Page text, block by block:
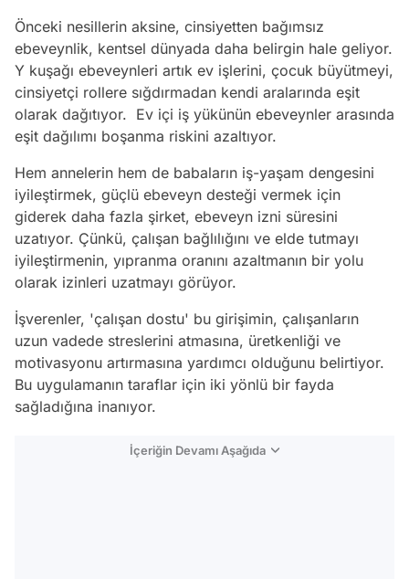
Önceki nesillerin aksine, cinsiyetten bağımsız
ebeveynlik, kentsel dünyada daha belirgin hale geliyor.
Y kuşağı ebeveynleri artık ev işlerini, çocuk büyütmeyi,
cinsiyetçi rollere sığdırmadan kendi aralarında eşit
olarak dağıtıyor. Ev içi iş yükünün ebeveynler arasında
eşit dağılımı boşanma riskini azaltıyor.
Hem annelerin hem de babaların iş-yaşam dengesini
iyileştirmek, güçlü ebeveyn desteği vermek için
giderek daha fazla şirket, ebeveyn izni süresini
uzatıyor. Çünkü, çalışan bağlılığını ve elde tutmayı
iyileştirmenin, yıpranma oranını azaltmanın bir yolu
olarak izinleri uzatmayı görüyor.
İşverenler, 'çalışan dostu' bu girişimin, çalışanların
uzun vadede streslerini atmasına, üretkenliği ve
motivasyonu artırmasına yardımcı olduğunu belirtiyor.
Bu uygulamanın taraflar için iki yönlü bir fayda
sağladığına inanıyor.
İçeriğin Devamı Aşağıda